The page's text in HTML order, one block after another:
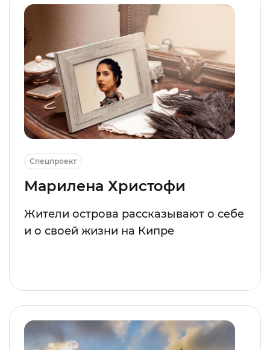
Спецпроект
Марилена Христофи
Жители острова рассказывают о себе
и о своей жизни на Кипре